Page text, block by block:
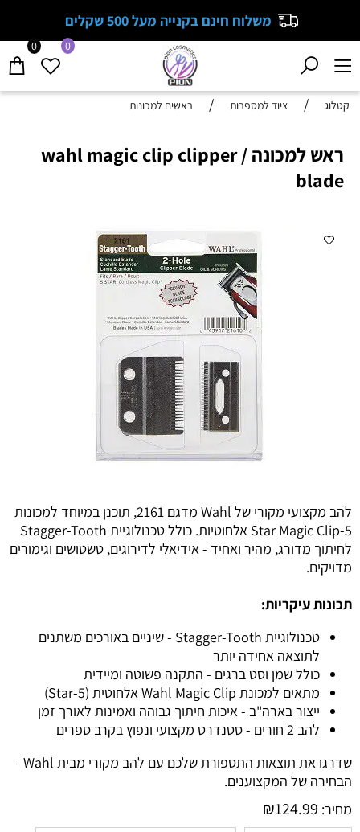
משלוח חינם בקנייה מעל 500 שקלים
0 0
קטלוג / ציוד למספרות / ראשים למכונות
ראש למכונה / wahl magic clip clipper
blade
להב מקצועי מקורי של Wahl מדגם 2161, תוכנן במיוחד למכונות
5-Star Magic Clip אלחוטיות. כולל טכנולוגיית Stagger-Tooth
לחיתוך מדורג, מהיר ואחיד - אידיאלי לדירוגים, טשטושים וגימורים
מדויקים.
תכונות עיקריות:
טכנולוגיית Stagger-Tooth - שיניים באורכים משתנים
לתוצאה אחידה יותר
כולל שמן וסט ברגים - התקנה פשוטה ומיידית
מתאים למכונת Wahl Magic Clip אלחוטית (5-Star)
ייצור בארה"ב - איכות חיתוך גבוהה ואמינות לאורך זמן
להב 2 חורים - סטנדרט מקצועי ונפוץ בקרב ספרים
שדרגו את תוצאות התספורת שלכם עם להב מקורי מבית Wahl -
הבחירה של המקצוענים.
מחיר:
₪124.99